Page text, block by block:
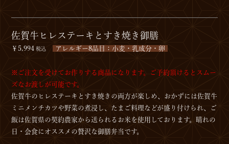
佐賀牛ヒレステーキとすき焼き御膳
￥5,994 税込 アレルギー8品目：小麦・乳成分・卵
※ご注文を受けてお作りする商品になります。ご予約頂けるとスムー
ズなお渡しが可能です。
佐賀牛のヒレステーキとすき焼きの両方が楽しめ、おかずには佐賀牛
ミニメンチカツや野菜の煮浸し、たまご料理などが盛り付けられ、ご
飯は佐賀県の契約農家から送られるお米を使用しております。晴れの
日・会食にオススメの贅沢な御膳弁当です。